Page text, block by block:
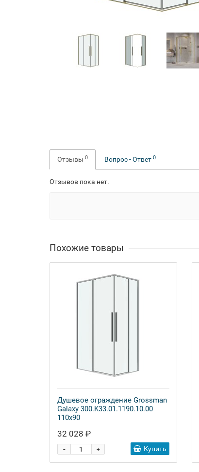
Отзывы 0 Вопрос - Ответ 0
Отзывов пока нет.
Похожие товары
Душевое ограждение Grossman
Galaxy 300.K33.01.1190.10.00
110x90
32 028 ₽
+
- Купить